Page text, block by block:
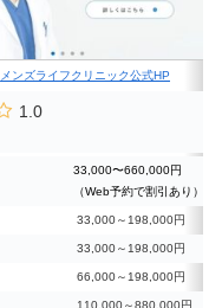
メンズライフクリニック公式HP
1.0
33,000〜660,000円
（Web予約で割引あり）
33,000～198,000円
33,000～198,000円
66,000～198,000円
110,000～880,000円